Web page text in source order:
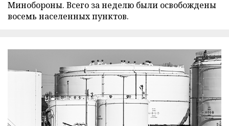
Минобороны. Всего за неделю были освобождены
восемь населенных пунктов.